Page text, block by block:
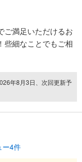
ご満足いただけるお
些細なことでもご相
年8月3日、次回更新予
ー4件